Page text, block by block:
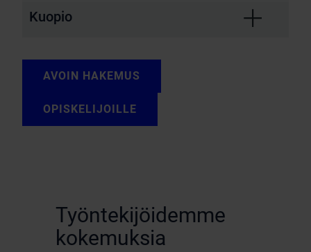
Kuopio
AVOIN HAKEMUS
OPISKELIJOILLE
Työntekijöidemme
kokemuksia